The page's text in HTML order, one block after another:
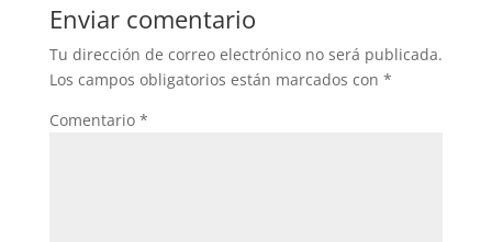
Enviar comentario
Tu dirección de correo electrónico no será publicada.
Los campos obligatorios están marcados con *
Comentario *